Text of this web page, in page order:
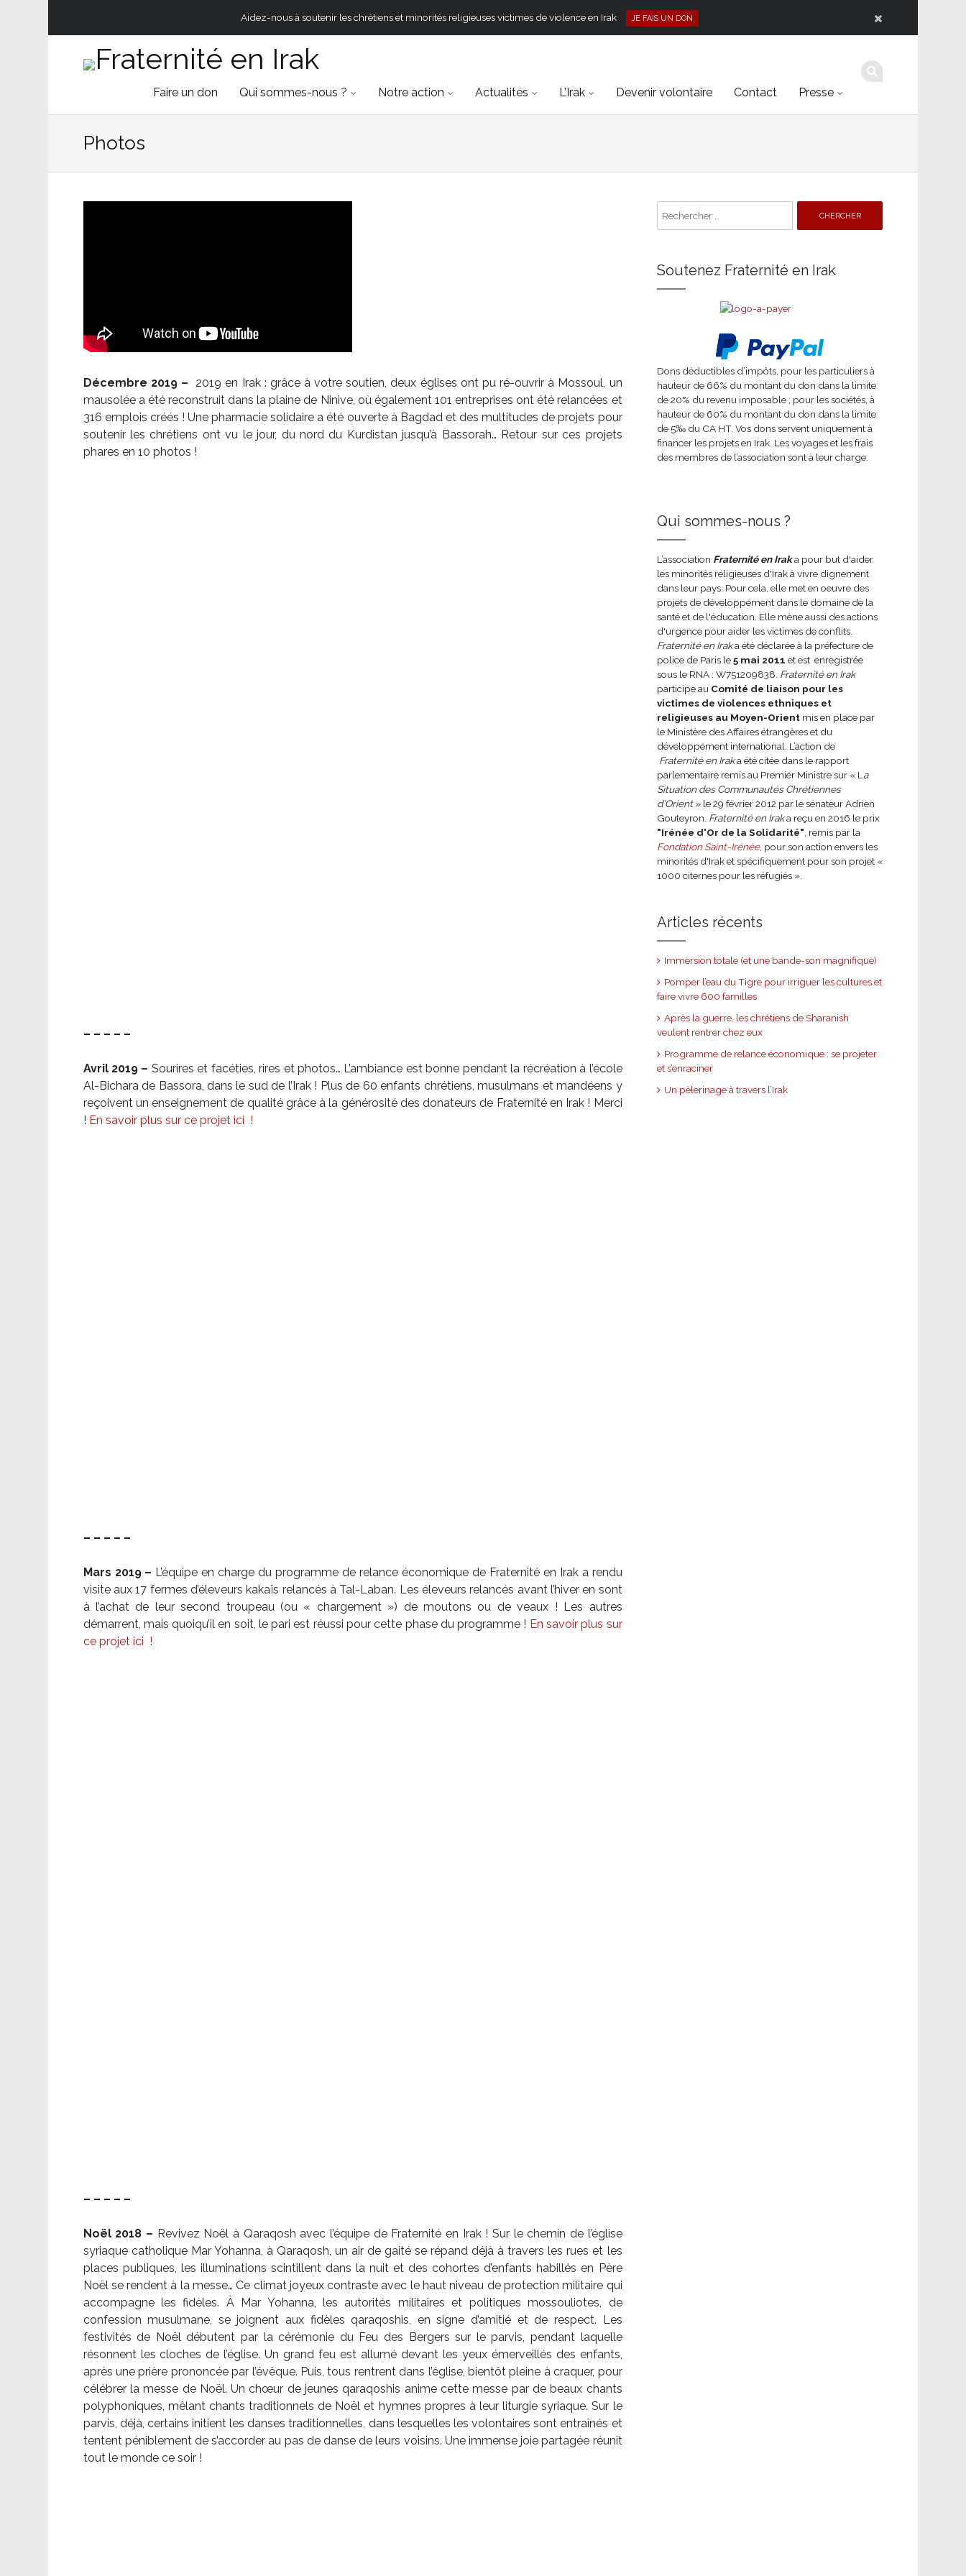
Aidez-nous à soutenir les chrétiens et minorités religieuses victimes de violence en Irak JE FAIS UN DON
Faire un don Qui sommes-nous ? Notre action Actualités L’Irak Devenir volontaire Contact Presse
content
Photos
Décembre 2019 – 2019 en Irak : grâce à votre soutien, deux églises ont pu ré-ouvrir à Mossoul, un
mausolée a été reconstruit dans la plaine de Ninive, où également 101 entreprises ont été relancées et
316 emplois créés ! Une pharmacie solidaire a été ouverte à Bagdad et des multitudes de projets pour
soutenir les chrétiens ont vu le jour, du nord du Kurdistan jusqu’à Bassorah… Retour sur ces projets
phares en 10 photos !
– – – – –
Avril 2019 – Sourires et facéties, rires et photos… L’ambiance est bonne pendant la récréation à l’école
Al-Bichara de Bassora, dans le sud de l’Irak ! Plus de 60 enfants chrétiens, musulmans et mandéens y
reçoivent un enseignement de qualité grâce à la générosité des donateurs de Fraternité en Irak ! Merci
! En savoir plus sur ce projet ici !
– – – – –
Mars 2019 – L’équipe en charge du programme de relance économique de Fraternité en Irak a rendu
visite aux 17 fermes d’éleveurs kakaïs relancés à Tal-Laban. Les éleveurs relancés avant l’hiver en sont
à l’achat de leur second troupeau (ou « chargement ») de moutons ou de veaux ! Les autres
démarrent, mais quoiqu’il en soit, le pari est réussi pour cette phase du programme ! En savoir plus sur
ce projet ici !
– – – – –
Noël 2018 – Revivez Noël à Qaraqosh avec l’équipe de Fraternité en Irak ! Sur le chemin de l’église
syriaque catholique Mar Yohanna, à Qaraqosh, un air de gaité se répand déjà à travers les rues et les
places publiques, les illuminations scintillent dans la nuit et des cohortes d’enfants habillés en Père
Noël se rendent à la messe… Ce climat joyeux contraste avec le haut niveau de protection militaire qui
accompagne les fidèles. À Mar Yohanna, les autorités militaires et politiques mossouliotes, de
confession musulmane, se joignent aux fidèles qaraqoshis, en signe d’amitié et de respect. Les
festivités de Noël débutent par la cérémonie du Feu des Bergers sur le parvis, pendant laquelle
résonnent les cloches de l’église. Un grand feu est allumé devant les yeux émerveillés des enfants,
après une prière prononcée par l’évêque. Puis, tous rentrent dans l’église, bientôt pleine à craquer, pour
célébrer la messe de Noël. Un chœur de jeunes qaraqoshis anime cette messe par de beaux chants
polyphoniques, mêlant chants traditionnels de Noël et hymnes propres à leur liturgie syriaque. Sur le
parvis, déjà, certains initient les danses traditionnelles, dans lesquelles les volontaires sont entraînés et
tentent péniblement de s’accorder au pas de danse de leurs voisins. Une immense joie partagée réunit
tout le monde ce soir !
Soutenez Fraternité en Irak
Dons déductibles d’impôts, pour les particuliers à
hauteur de 66% du montant du don dans la limite
de 20% du revenu imposable ; pour les sociétés, à
hauteur de 60% du montant du don dans la limite
de 5‰ du CA HT. Vos dons servent uniquement à
financer les projets en Irak. Les voyages et les frais
des membres de l’association sont à leur charge.
Qui sommes-nous ?
L’association Fraternité en Iraka pour but d'aider
les minorités religieuses d'Irak à vivre dignement
dans leur pays. Pour cela, elle met en oeuvre des
projets de développement dans le domaine de la
santé et de l'éducation. Elle mène aussi des actions
d'urgence pour aider les victimes de conflits.
Fraternité en Iraka été déclarée à la préfecture de
police de Paris le5 mai 2011 et est enregistrée
sous le RNA : W751209838. Fraternité en Irak
participe au Comité de liaison pour les
victimes de violences ethniques et
religieuses au Moyen-Orientmis en place par
le Ministère des Affaires étrangères et du
développement international. L’action de
Fraternité en Iraka été citée dans le rapport
parlementaire remis au Premier Ministre sur « L a
Situation des Communautés Chrétiennes
d’Orient» le 29 février 2012 par le sénateur Adrien
Gouteyron. Fraternité en Iraka reçu en 2016 le prix
"Irénée d'Or de la Solidarité" , remis par la
Fondation Saint-Irénée, pour son action envers les
minorités d'Irak et spécifiquement pour son projet «
1000 citernes pour les réfugiés ».
Articles récents
Immersion totale (et une bande-son magnifique)
Pomper l’eau du Tigre pour irriguer les cultures et
faire vivre 600 familles
Après la guerre, les chrétiens de Sharanish
veulent rentrer chez eux
Programme de relance économique : se projeter
et s’enraciner
Un pèlerinage à travers l’Irak